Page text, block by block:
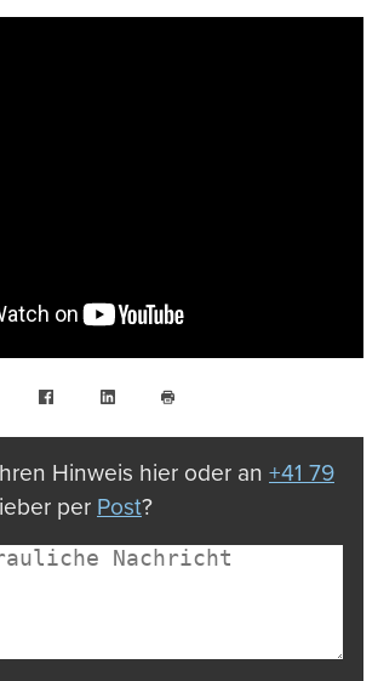
Twitter FacebookLinkedIn
drucken
Hinweis hier oder an +41 79
per Post?